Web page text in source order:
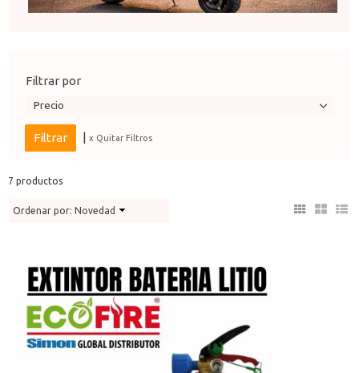
Filtrar por
Precio
| x Quitar Filtros
7 productos
Ordenar por: Novedad